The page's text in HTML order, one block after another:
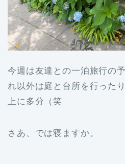
今週は友達との一泊旅行の
れ以外は庭と台所を行った
上に多分（笑
さあ、では寝ますか。